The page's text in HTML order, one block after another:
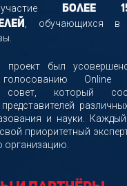
более
, обучающихся в
был
Online
совет, который
и науки.
приоритетный
организацию.